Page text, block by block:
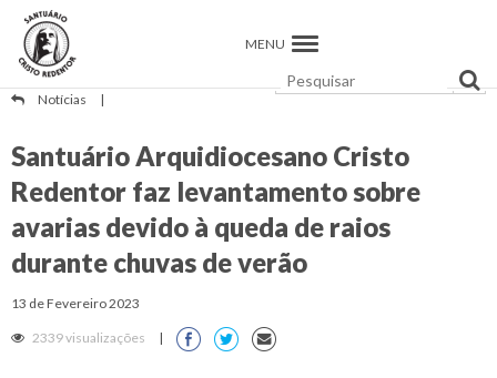
MENU
Notícias |
Santuário Arquidiocesano Cristo
Redentor faz levantamento sobre
avarias devido à queda de raios
durante chuvas de verão
13 de Fevereiro 2023
2339 visualizações |